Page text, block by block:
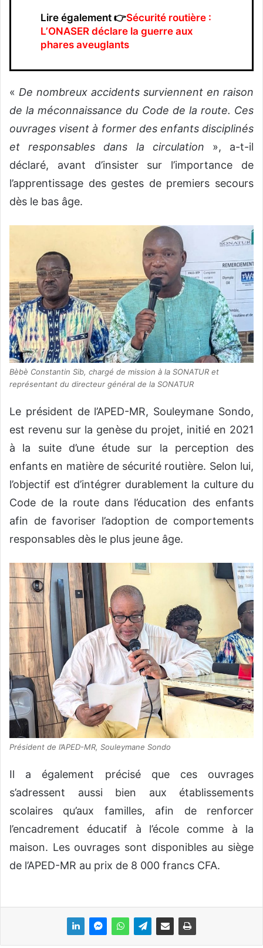
Lire également 👉Sécurité routière :
L’ONASER déclare la guerre aux
phares aveuglants
« De nombreux accidents surviennent en raison
de la méconnaissance du Code de la route. Ces
ouvrages visent à former des enfants disciplinés
et responsables dans la circulation », a-t-il
déclaré, avant d’insister sur l’importance de
l’apprentissage des gestes de premiers secours
dès le bas âge.
Bèbè Constantin Sib, chargé de mission à la SONATUR et
représentant du directeur général de la SONATUR
Le président de l’APED-MR, Souleymane Sondo,
est revenu sur la genèse du projet, initié en 2021
à la suite d’une étude sur la perception des
enfants en matière de sécurité routière. Selon lui,
l’objectif est d’intégrer durablement la culture du
Code de la route dans l’éducation des enfants
afin de favoriser l’adoption de comportements
responsables dès le plus jeune âge.
Président de l’APED-MR, Souleymane Sondo
Il a également précisé que ces ouvrages
s’adressent aussi bien aux établissements
scolaires qu’aux familles, afin de renforcer
l’encadrement éducatif à l’école comme à la
maison. Les ouvrages sont disponibles au siège
de l’APED-MR au prix de 8 000 francs CFA.